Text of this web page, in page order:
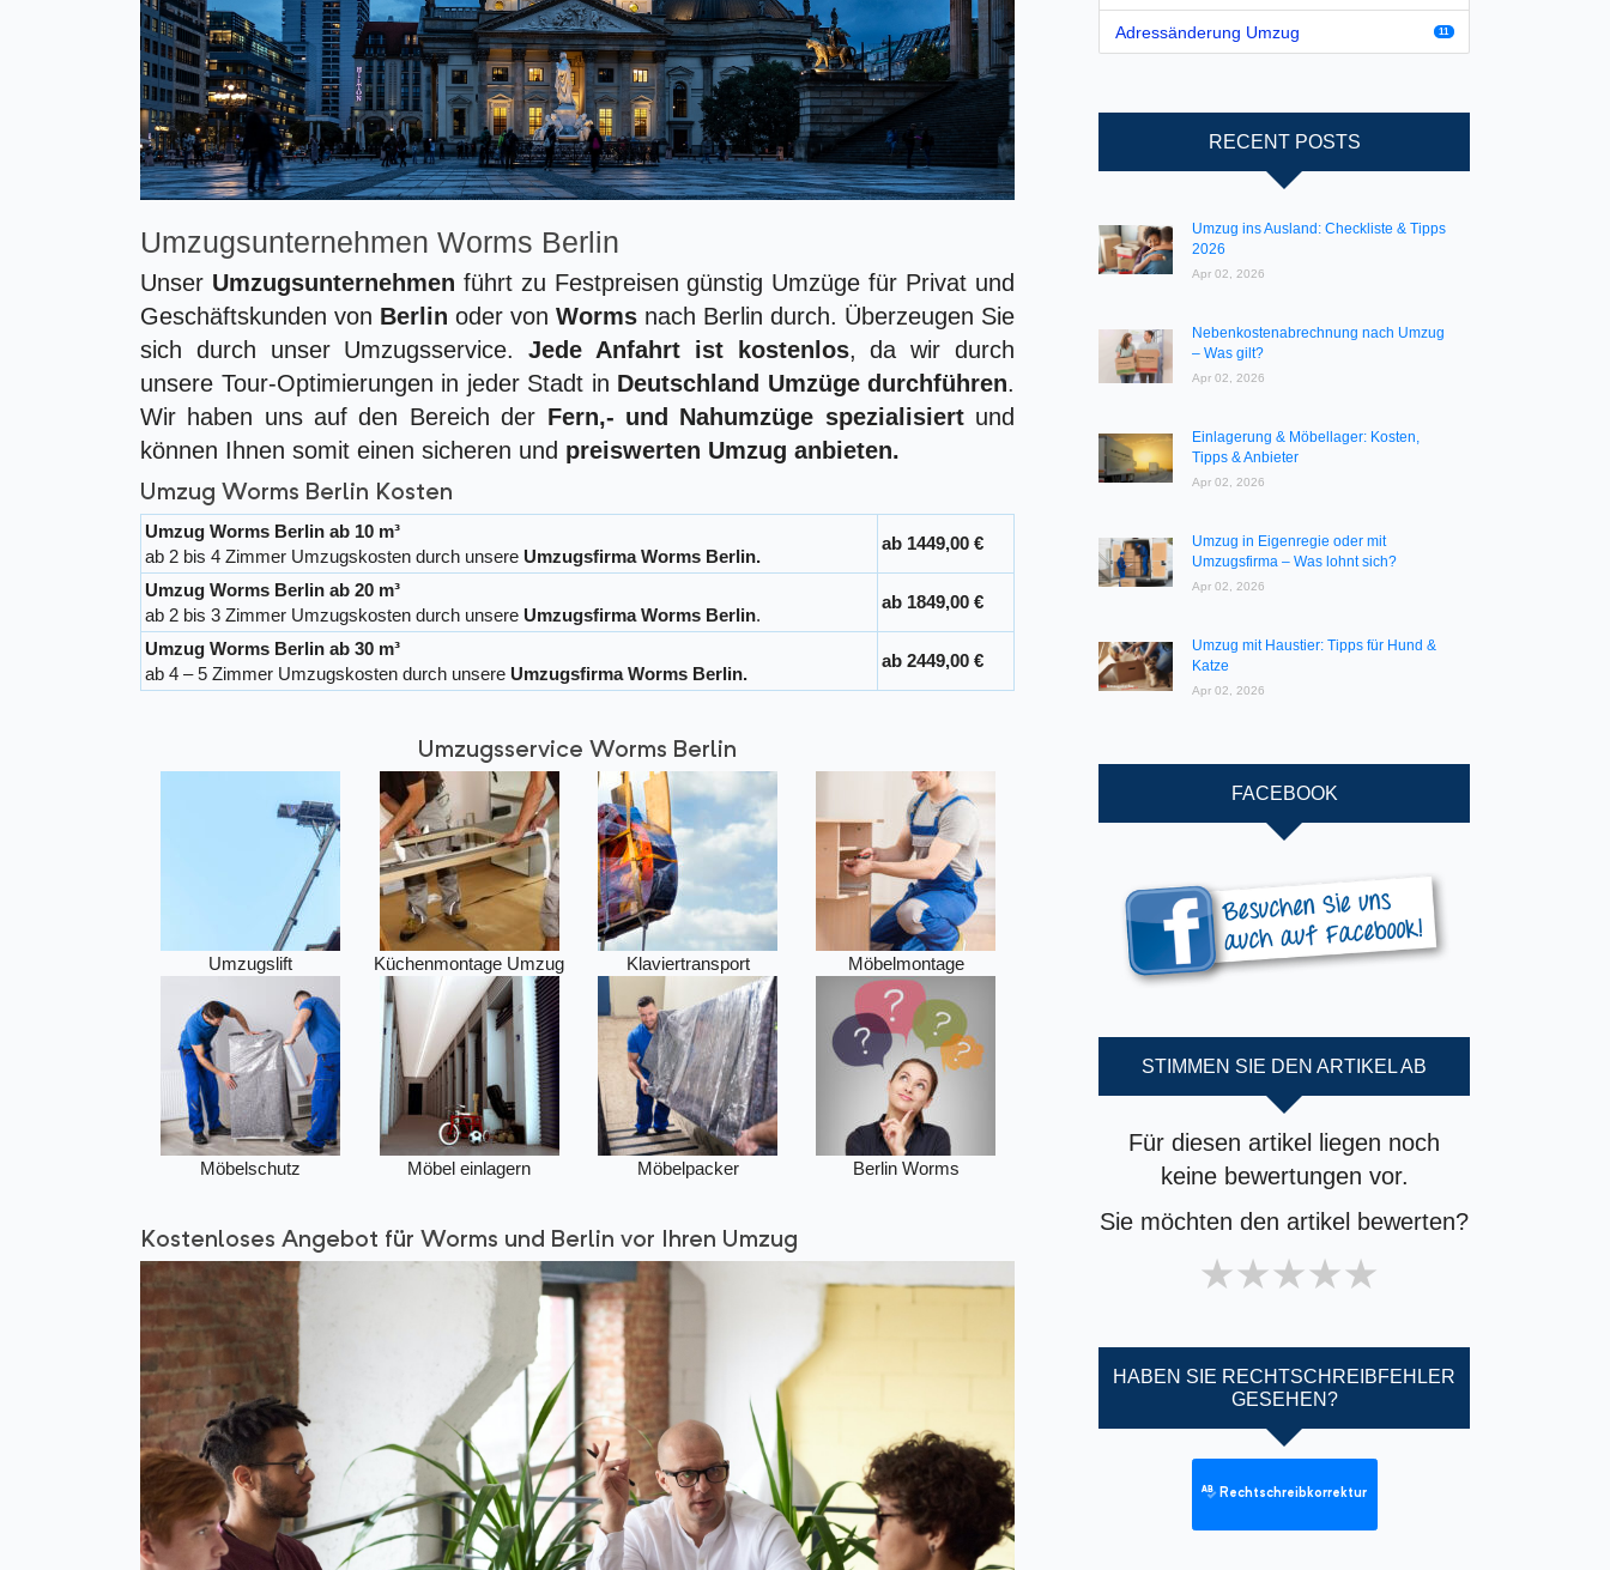
Umzugsunternehmen Worms Berlin
Unser Umzugsunternehmen führt zu Festpreisen günstig Umzüge für Privat und
Geschäftskunden von Berlin oder von Worms nach Berlin durch. Überzeugen Sie
sich durch unser Umzugsservice.Jede Anfahrt ist kostenlos, da wir durch
unsere Tour-Optimierungen in jeder Stadt in Deutschland Umzüge durchführen.
Wir haben uns auf den Bereich der Fern,- und Nahumzüge spezialisiert und
können Ihnen somit einen sicheren und preiswerten Umzug anbieten.
Umzug Worms Berlin Kosten
Umzug Worms Berlin ab 10 m³
ab 2 bis 4 Zimmer Umzugskosten durch unsere Umzugsfirma Worms Berlin.
ab 1449,00 €
Umzug Worms Berlin ab 20 m³
ab 2 bis 3 Zimmer Umzugskosten durch unsere Umzugsfirma Worms Berlin.
ab 1849,00 €
Umzug Worms Berlin ab 30 m³
ab 4 – 5 Zimmer Umzugskosten durch unsere Umzugsfirma Worms Berlin.
ab 2449,00 €
Umzugsservice Worms Berlin
Umzugslift Küchenmontage Umzug Klaviertransport Möbelmontage
Möbelschutz Möbel einlagern Möbelpacker Berlin Worms
Kostenloses Angebot für Worms und Berlin vor Ihren Umzug
Adressänderung Umzug 11
RECENT POSTS
Umzug ins Ausland: Checkliste & Tipps
2026
Apr 02, 2026
Nebenkostenabrechnung nach Umzug
– Was gilt?
Apr 02, 2026
Einlagerung & Möbellager: Kosten,
Tipps & Anbieter
Apr 02, 2026
Umzug in Eigenregie oder mit
Umzugsfirma – Was lohnt sich?
Apr 02, 2026
Umzug mit Haustier: Tipps für Hund &
Katze
Apr 02, 2026
FACEBOOK
STIMMEN SIE DEN ARTIKEL AB
Für diesen artikel liegen noch
keine bewertungen vor.
Sie möchten den artikel bewerten?
4 stars
3 stars
2 stars
1 star
HABEN SIE RECHTSCHREIBFEHLER
GESEHEN?
Rechtschreibkorrektur